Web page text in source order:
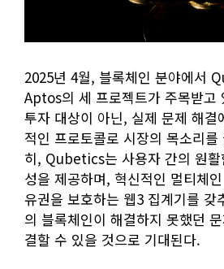
2025년 4월, 블록체인 분야에서
Aptos의 세 프로젝트가 주목받고
투자 대상이 아닌, 실제 문제 해결
적인 프로토콜로 시장의 목소리
히, Qubetics는 사용자 간의 원활
성을 제공하며, 혁신적인 멀티체
유권을 보호하는 웹3 집계기를 갖
의 블록체인이 해결하지 못했던
결할 수 있을 것으로 기대된다.